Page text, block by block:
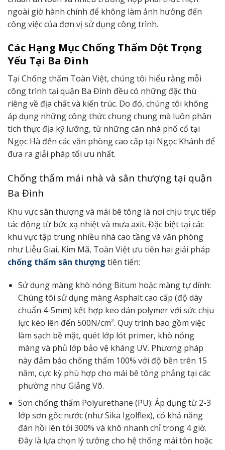
ngoài giờ hành chính để không làm ảnh hưởng đến
công việc của đơn vị sử dụng công trình.
Các Hạng Mục Chống Thấm Dột Trọng
Yếu Tại Ba Đình
Tại Chống thấm Toàn Việt, chúng tôi hiểu rằng mỗi
công trình tại quận Ba Đình đều có những đặc thù
riêng về địa chất và kiến trúc. Do đó, chúng tôi không
áp dụng những công thức chung chung mà luôn phân
tích thực địa kỹ lưỡng, từ những căn nhà phố cổ tại
Ngọc Hà đến các văn phòng cao cấp tại Ngọc Khánh để
đưa ra giải pháp tối ưu nhất.
Chống thấm mái nhà và sân thượng tại quận
Ba Đình
Khu vực sân thượng và mái bê tông là nơi chịu trực tiếp
tác động từ bức xạ nhiệt và mưa axit. Đặc biệt tại các
khu vực tập trung nhiều nhà cao tầng và văn phòng
như Liễu Giai, Kim Mã, Toàn Việt ưu tiên hai giải pháp
chống thấm sân thượng tiên tiến:
Sử dụng màng khò nóng Bitum hoặc màng tự dính:
Chúng tôi sử dụng màng Asphalt cao cấp (độ dày
chuẩn 4-5mm) kết hợp keo dán polymer với sức chịu
lực kéo lên đến 500N/cm². Quy trình bao gồm việc
làm sạch bề mặt, quét lớp lót primer, khò nóng
màng và phủ lớp bảo vệ kháng UV. Phương pháp
này đảm bảo chống thấm 100% với độ bền trên 15
năm, cực kỳ phù hợp cho mái bê tông phẳng tại các
phường như Giảng Võ.
Sơn chống thấm Polyurethane (PU): Áp dụng từ 2-3
lớp sơn gốc nước (như Sika Igolflex), có khả năng
đàn hồi lên tới 300% và khô nhanh chỉ trong 4 giờ.
Đây là lựa chọn lý tưởng cho hệ thống mái tôn hoặc